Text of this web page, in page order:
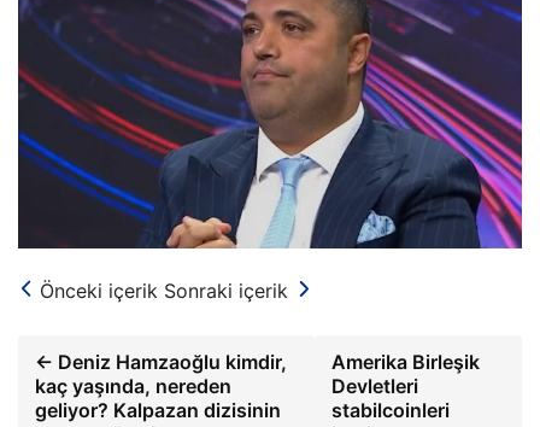
Önceki içerik Sonraki içerik
← Deniz Hamzaoğlu kimdir,
kaç yaşında, nereden
geliyor? Kalpazan dizisinin
Amerika Birleşik
Devletleri
stabilcoinleri